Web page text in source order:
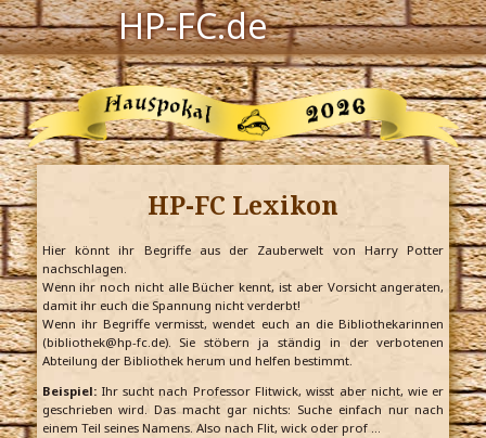
HP-FC.de
Navigation
Harry Potter
Der HP-FC
Hogwarts
Zauberwelt
Willkommen
Jetzt Fanclub-Mitglied werden!
HP-FC Lexikon
Hier könnt ihr Begriffe aus der Zauberwelt von Harry Potter
nachschlagen.
Wenn ihr noch nicht alle Bücher kennt, ist aber Vorsicht angeraten,
damit ihr euch die Spannung nicht verderbt!
Wenn ihr Begriffe vermisst, wendet euch an die Bibliothekarinnen
(bibliothek@hp-fc.de). Sie stöbern ja ständig in der verbotenen
Abteilung der Bibliothek herum und helfen bestimmt.
Beispiel:Ihr sucht nach Professor Flitwick, wisst aber nicht, wie er
geschrieben wird. Das macht gar nichts: Suche einfach nur nach
einem Teil seines Namens. Also nach Flit, wick oder prof …